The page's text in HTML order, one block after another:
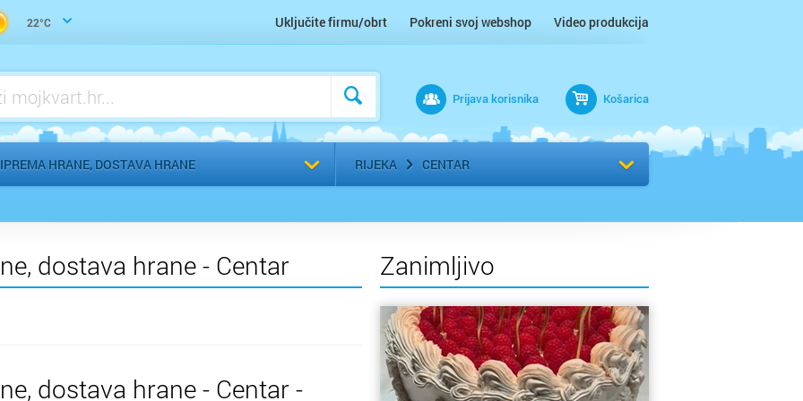
22°C Uključite firmu/obrt Pokreni svoj webshop Video produkcija
Prijava korisnika Košarica
HRANE, DOSTAVA HRANE
Zdrava hrana, makrobiotika, vegetarijanstvo, veganstvo
RIJEKA CENTAR
Odaberi grad
dostava hrane - Centar
dostava hrane - Centar -
Zanimljivo